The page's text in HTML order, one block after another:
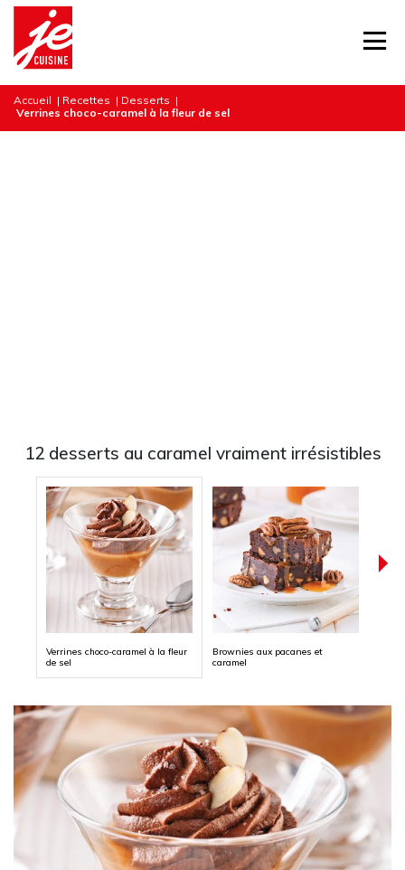
Accueil | Recettes | Desserts |
Verrines choco-caramel à la fleur de sel
12 desserts au caramel vraiment irrésistibles
Verrines choco-caramel à la fleur
de sel
Brownies aux pacanes et
caramel